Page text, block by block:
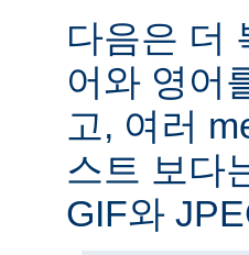
다음은 더
어와 영어
고, 여러
스트 보다
GIF와